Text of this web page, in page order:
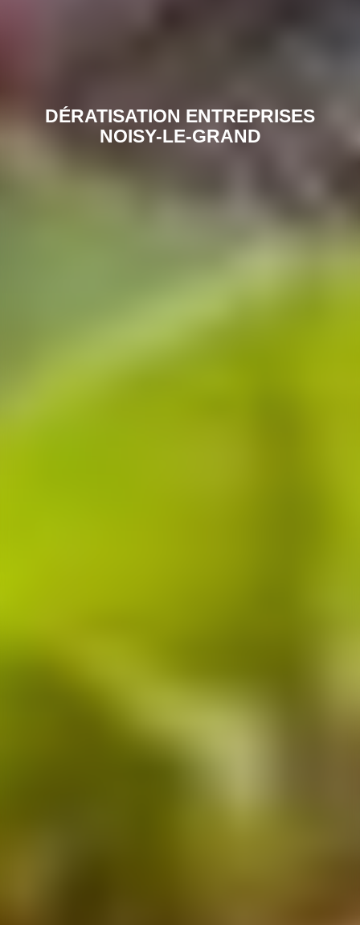
DÉRATISATION ENTREPRISES
NOISY-LE-GRAND